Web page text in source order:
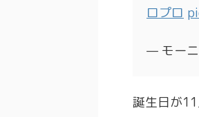
ロプロ
— モー
誕生日が